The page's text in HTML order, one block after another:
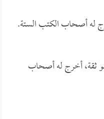
له أصحاب الكتب الستة.
ثقة، أخرج له أصحاب